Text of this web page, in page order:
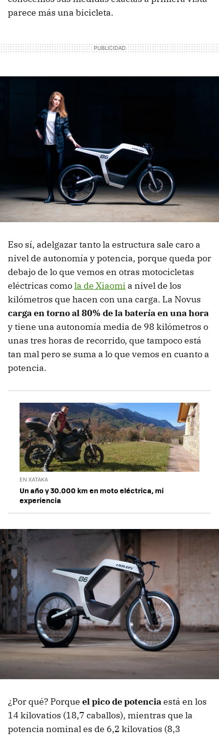
parece más una bicicleta.
Eso sí, adelgazar tanto la estructura sale caro a
nivel de autonomía y potencia, porque queda por
debajo de lo que vemos en otras motocicletas
eléctricas comola de Xiaomi a nivel de los
kilómetros que hacen con una carga. La Novus
carga en torno al 80% de la batería en una hora
y tiene una autonomía media de 98 kilómetros o
unas tres horas de recorrido, que tampoco está
tan mal pero se suma a lo que vemos en cuanto a
potencia.
EN XATAKA
Un año y 30.000 km en moto eléctrica, mi
experiencia
¿Por qué? Porque el pico de potencia está en los
14 kilovatios (18,7 caballos), mientras que la
potencia nominal es de 6,2 kilovatios (8,3